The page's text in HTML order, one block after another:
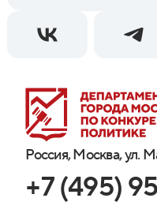
Россия, Москва, ул.
+7 (495)